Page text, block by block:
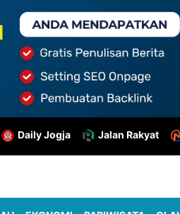
Daily Jogja Jalan Rakyat